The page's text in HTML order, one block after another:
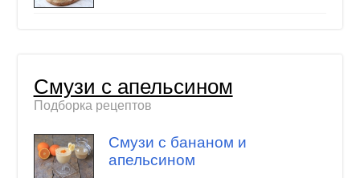
Смузи с апельсином
Подборка рецептов
Смузи с бананом и
апельсином